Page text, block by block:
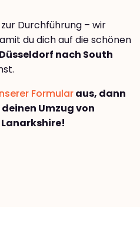
Durchführung – wir
du dich auf die schönen
nach South
Formularaus, dann
Umzug von